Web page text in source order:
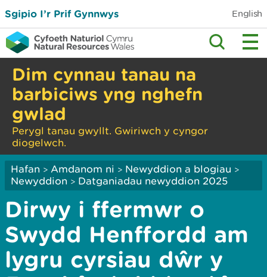
Sgipio I’r Prif Gynnwys English
Dim cynnau tanau na
barbiciws yng nghefn
gwlad
Perygl tanau gwyllt. Gwiriwch y cyngor
diogelwch.
Hafan > Amdanom ni > Newyddion a blogiau >
Newyddion > Datganiadau newyddion 2025
Dirwy i ffermwr o
Swydd Henffordd am
lygru cyrsiau dŵr y